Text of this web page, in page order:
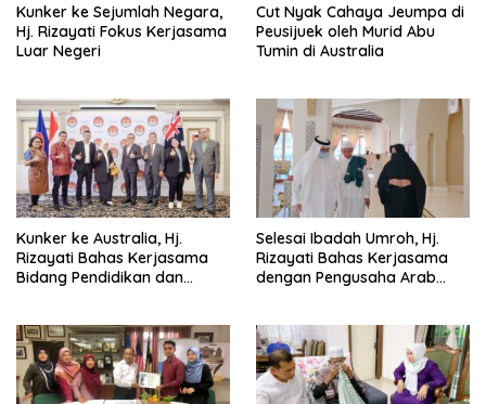
Kunker ke Sejumlah Negara,
Hj. Rizayati Fokus Kerjasama
Luar Negeri
Cut Nyak Cahaya Jeumpa di
Peusijuek oleh Murid Abu
Tumin di Australia
Kunker ke Australia, Hj.
Rizayati Bahas Kerjasama
Bidang Pendidikan dan
Selesai Ibadah Umroh, Hj.
Rizayati Bahas Kerjasama
dengan Pengusaha Arab